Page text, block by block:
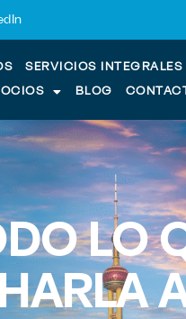
SERVICIOS INTEGRALES
BLOG
LO